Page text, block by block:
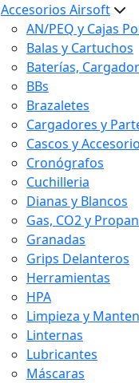
Accesorios Airsoft
AN/PEQ y Cajas
Balas y Cartuchos
Baterías,
BBs
Brazaletes
Cargadores y
Cascos y
Cronógrafos
Cuchilleria
Dianas y Blancos
Gas, CO2 y
Granadas
Grips Delanteros
Herramientas
HPA
Limpieza y
Linternas
Lubricantes
Máscaras